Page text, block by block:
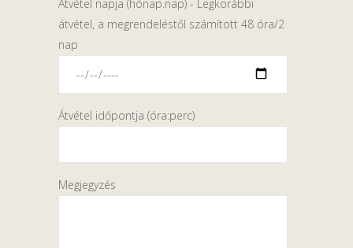
Átvétel napja (hónap.nap) - Legkorábbi
átvétel, a megrendeléstől számított 48 óra/2
nap
Átvétel időpontja (óra:perc)
Megjegyzés